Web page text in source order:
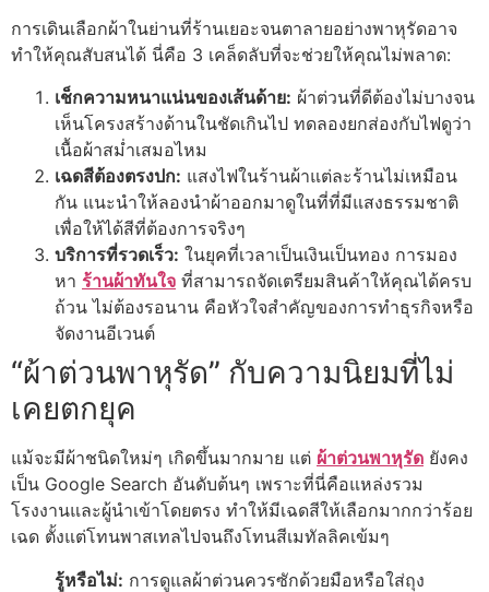
การเดินเลือกผ้าในย่านที่ร้านเยอะจนตาลายอย่างพาหุรัดอาจ
ทำให้คุณสับสนได้ นี่คือ 3 เคล็ดลับที่จะช่วยให้คุณไม่พลาด:
เช็กความหนาแน่นของเส้นด้าย: ผ้าต่วนที่ดีต้องไม่บางจน
เห็นโครงสร้างด้านในชัดเกินไป ทดลองยกส่องกับไฟดูว่า
เนื้อผ้าสม่ำเสมอไหม
เฉดสีต้องตรงปก: แสงไฟในร้านผ้าแต่ละร้านไม่เหมือน
กัน แนะนำให้ลองนำผ้าออกมาดูในที่ที่มีแสงธรรมชาติ
เพื่อให้ได้สีที่ต้องการจริงๆ
บริการที่รวดเร็ว: ในยุคที่เวลาเป็นเงินเป็นทอง การมอง
หา ร้านผ้าทันใจ ที่สามารถจัดเตรียมสินค้าให้คุณได้ครบ
ถ้วน ไม่ต้องรอนาน คือหัวใจสำคัญของการทำธุรกิจหรือ
จัดงานอีเวนต์
“ผ้าต่วนพาหุรัด” กับความนิยมที่ไม่
เคยตกยุค
แม้จะมีผ้าชนิดใหม่ๆ เกิดขึ้นมากมาย แต่ ผ้าต่วนพาหุรัด ยังคง
เป็น Google Search อันดับต้นๆ เพราะที่นี่คือแหล่งรวม
โรงงานและผู้นำเข้าโดยตรง ทำให้มีเฉดสีให้เลือกมากกว่าร้อย
เฉด ตั้งแต่โทนพาสเทลไปจนถึงโทนสีเมทัลลิคเข้มๆ
รู้หรือไม่: การดูแลผ้าต่วนควรซักด้วยมือหรือใส่ถุง